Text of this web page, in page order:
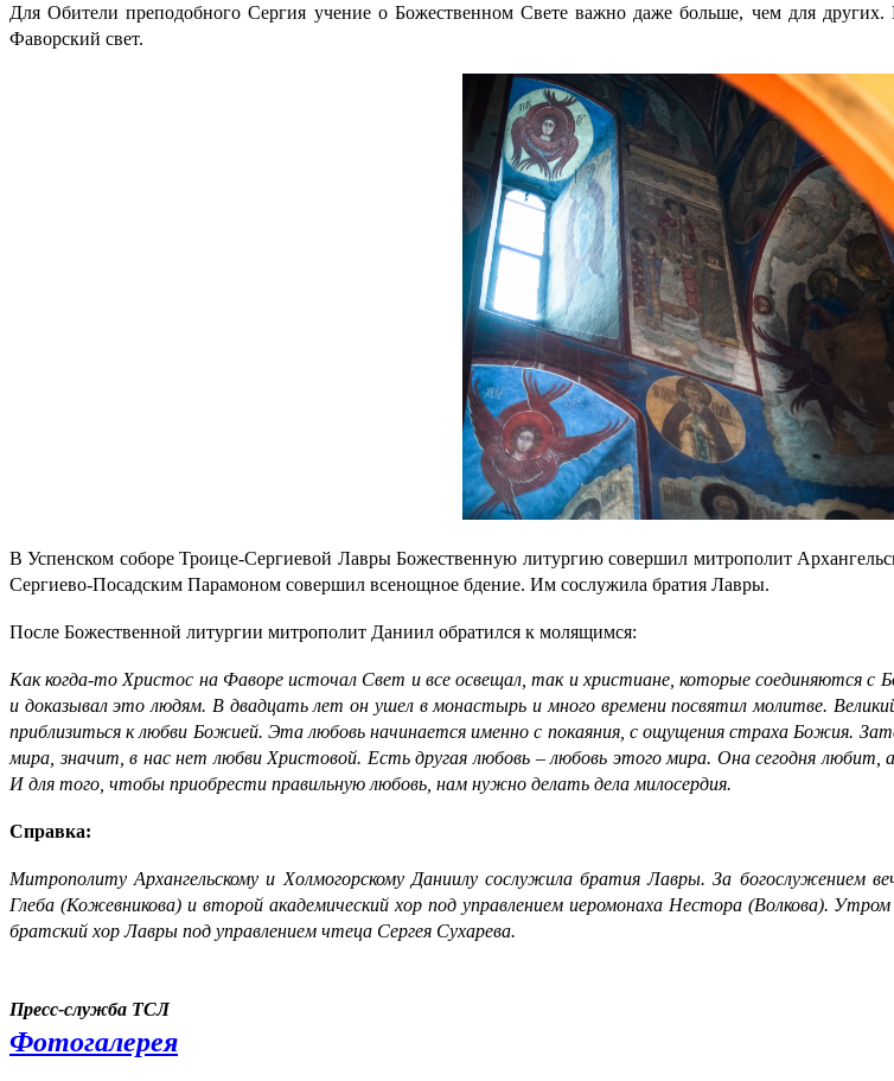
Для Обители преподобного Сергия учение о Божественном Свете важно даже больше, чем для других.
Фаворский свет.
В Успенском соборе Троице-Сергиевой Лавры Божественную литургию совершил митрополит
Сергиево-Посадским Парамоном совершил всенощное бдение. Им сослужила братия Лавры.
После Божественной литургии митрополит Даниил обратился к молящимся:
Как когда-то Христос на Фаворе источал Свет и все освещал, так и христиане, которые соединяются
и доказывал это людям. В двадцать лет он ушел в монастырь и много времени посвятил молитве.
приблизиться к любви Божией. Эта любовь начинается именно с покаяния, с ощущения страха Божия.
мира, значит, в нас нет любви Христовой. Есть другая любовь – любовь этого мира. Она сегодня
И для того, чтобы приобрести правильную любовь, нам нужно делать дела милосердия.
Справка:
Митрополиту Архангельскому и Холмогорскому Даниилу сослужила братия Лавры. За богослужением
Глеба (Кожевникова) и второй академический хор под управлением иеромонаха Нестора (Волкова).
братский хор Лавры под управлением чтеца Сергея Сухарева.
Пресс-служба ТСЛ
Фотогалерея